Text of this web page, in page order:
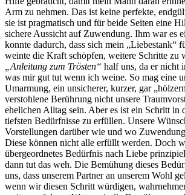
Arm zu nehmen. Das ist keine perfekte,
sie ist pragmatisch und für beide Seiten eine
sichere Aussicht auf Zuwendung. Ihm war es
konnte dadurch, dass sich mein „Liebestank“
weinte die Kraft schöpfen, weitere Schritte zu
„Anleitung zum Trösten“ half uns, da er nicht
was mir gut tut wenn ich weine. So mag eine
Umarmung, ein unsicherer, kurzer, gar
verstohlene Berührung nicht unsere
ehelichen Alltag sein. Aber es ist ein Schritt in
tiefsten Bedürfnisse zu erfüllen. Unsere
Vorstellungen darüber wie und wo
Diese können nicht alle erfüllt werden. Doch
übergeordnetes Bedürfnis nach Liebe
dann tut das weh. Die Bemühung dieses
uns, dass unserem Partner an unserem Wohl
wenn wir diesen Schritt würdigen,